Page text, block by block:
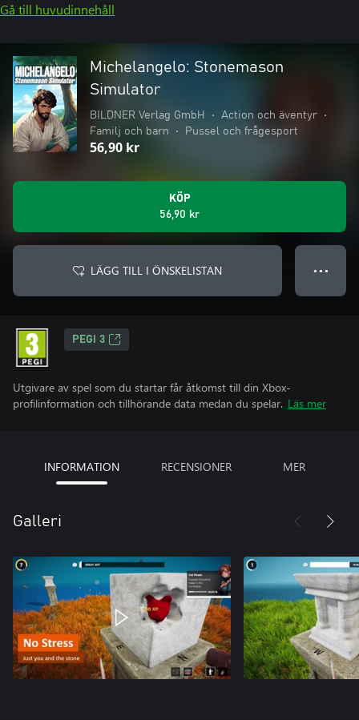
Gå till huvudinnehåll
Michelangelo: Stonemason
Simulator
BILDNER Verlag GmbH • Action och äventyr
•
Familj och barn
• Pussel och frågesport
56,90 kr
KÖP
56,90 kr
LÄGG TILL I ÖNSKELISTAN ● ● ●
PEGI 3
Utgivare av spel som du startar får åtkomst till din Xbox-
profilinformation och tillhörande data medan du spelar. Läs mer
INFORMATION RECENSIONER MER
Galleri